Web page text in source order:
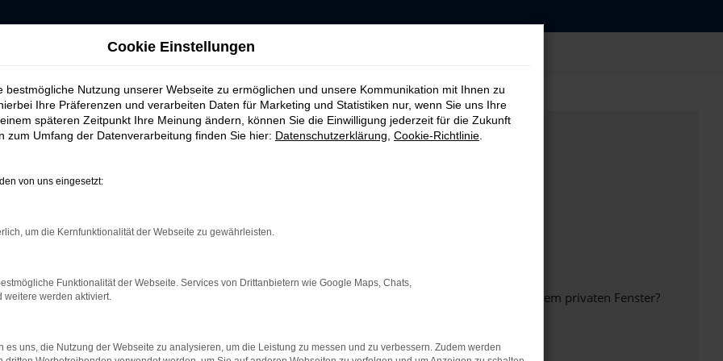
bestimmter Seiten verhindern. Funktioniert die Seite in einem anderen Browser oder in einem privaten Fenster?
beheben.
Cookie Einstellungen
bestmögliche Nutzung unserer Webseite zu ermöglichen und unsere Kommunikation mit Ihnen zu
Ihre Präferenzen und verarbeiten Daten für Marketing und Statistiken nur, wenn Sie uns Ihre
späteren Zeitpunkt Ihre Meinung ändern, können Sie die Einwilligung jederzeit für die Zukunft
zum Umfang der Datenverarbeitung finden Sie hier: Datenschutzerklärung Cookie-Richtlinie
von uns eingesetzt:
um die Kernfunktionalität der Webseite zu gewährleisten.
Funktionalität der Webseite. Services von Drittanbietern wie Google Maps, Chats,
weitere werden aktiviert.
es uns, die Nutzung der Webseite zu analysieren, um die Leistung zu messen und zu verbessern. Zudem werden